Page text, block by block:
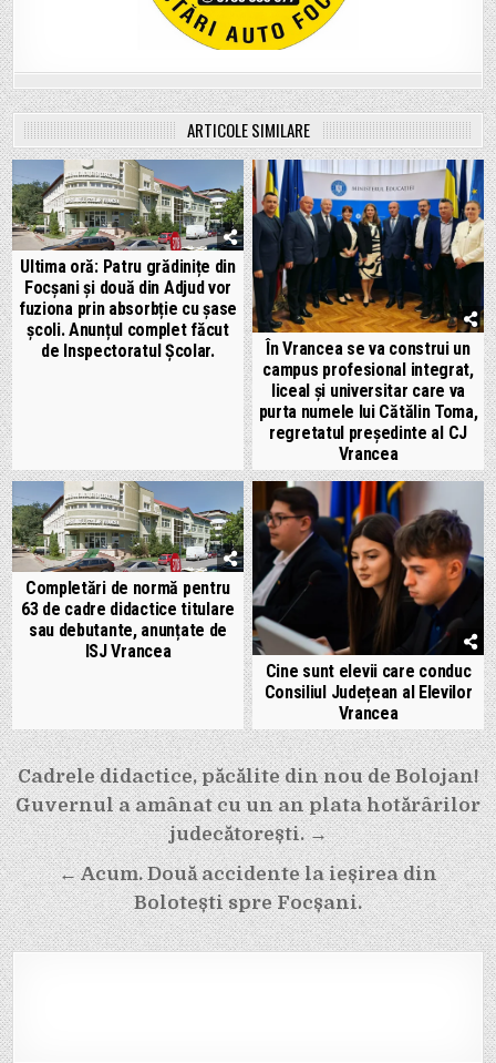
ARTICOLE SIMILARE
Ultima oră: Patru grădinițe din
Focșani și două din Adjud vor
fuziona prin absorbție cu șase
școli. Anunțul complet făcut
de Inspectoratul Școlar.
În Vrancea se va construi un
campus profesional integrat,
liceal și universitar care va
purta numele lui Cătălin Toma,
regretatul președinte al CJ
Vrancea
Completări de normă pentru
63 de cadre didactice titulare
sau debutante, anunțate de
ISJ Vrancea
Cine sunt elevii care conduc
Consiliul Județean al Elevilor
Vrancea
Navigare
în
articole
Cadrele didactice, păcălite din nou de Bolojan!
Guvernul a amânat cu un an plata hotărârilor
judecătorești. →
← Acum. Două accidente la ieșirea din
Bolotești spre Focșani.